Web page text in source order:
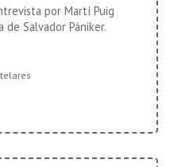
por Martí Puig
Salvador Pániker.